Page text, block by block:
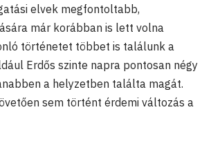
elvek megfontoltabb,
már korábban is lett volna
történetet többet is találunk a
Erdős szinte napra pontosan négy
a helyzetben találta magát.
sem történt érdemi változás a